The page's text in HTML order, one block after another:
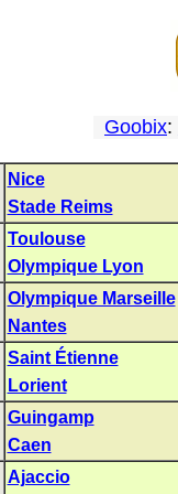
Goobix:
Nice
Stade Reims
Toulouse
Olympique Lyon
Olympique Marseille
Nantes
Saint Étienne
Lorient
Guingamp
Caen
Ajaccio